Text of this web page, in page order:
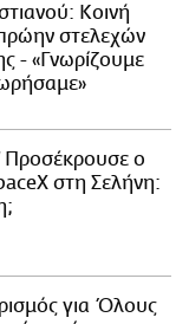
Κοινή
στελεχών
- «Γνωρίζουμε
Προσέκρουσε ο
στη Σελήνη:
για Όλους